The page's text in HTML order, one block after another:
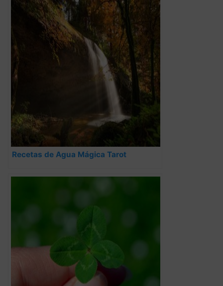
Recetas de Agua Mágica Tarot